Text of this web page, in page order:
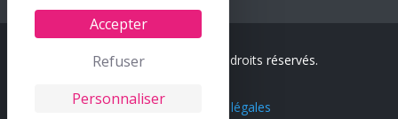
Accepter
Refuser
Personnaliser
© 2024 Tiss & Co – Tous droits réservés.
C.G.V.– Mentions légales